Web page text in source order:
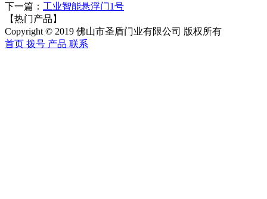
下一篇： 工业智能悬浮门1号
【热门产品】
Copyright © 2019 佛山市圣盾门业有限公司 版权所有
首页 拨号 产品 联系